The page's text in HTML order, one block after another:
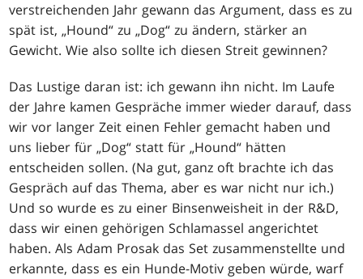
verstreichenden Jahr gewann das Argument, dass es zu
spät ist, „Hound“ zu „Dog“ zu ändern, stärker an
Gewicht. Wie also sollte ich diesen Streit gewinnen?
Das Lustige daran ist: ich gewann ihn nicht. Im Laufe
der Jahre kamen Gespräche immer wieder darauf, dass
wir vor langer Zeit einen Fehler gemacht haben und
uns lieber für „Dog“ statt für „Hound“ hätten
entscheiden sollen. (Na gut, ganz oft brachte ich das
Gespräch auf das Thema, aber es war nicht nur ich.)
Und so wurde es zu einer Binsenweisheit in der R&D,
dass wir einen gehörigen Schlamassel angerichtet
haben. Als Adam Prosak das Set zusammenstellte und
erkannte, dass es ein Hunde-Motiv geben würde, warf